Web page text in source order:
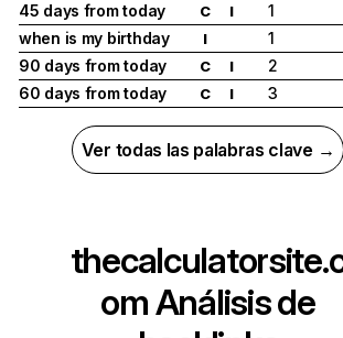
45 days from today
C I
1
when is my birthday
I
1
90 days from today
C I
2
60 days from today
C I 3
Ver todas las palabras clave →
omAnálisis de